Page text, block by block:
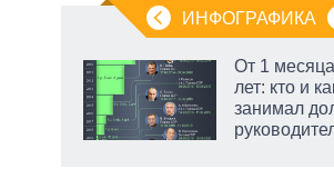
ИНФОГРАФИКА
От 1
лет: кто и
занимал